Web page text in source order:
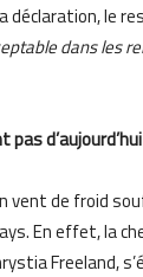
déclaration, le
dans les
d’aujourd’hui
vent de froid
En effet, la
Freeland,